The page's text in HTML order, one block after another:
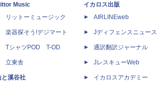
Music
リットーミュージック
楽器探そう!デジマート
TシャツPOD T-OD
立東舎
と溪谷社
イカロス出版
AIRLINEweb
Jディフェンスニュース
通訳翻訳ジャーナル
JレスキューWeb
イカロスアカデミー